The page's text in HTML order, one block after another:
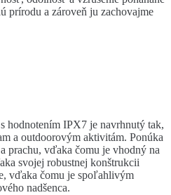
prírodu a zároveň ju zachovajme
hodnotením IPX7 je navrhnutý tak,
a outdoorovým aktivitám. Ponúka
prachu, vďaka čomu je vhodný na
svojej robustnej konštrukcii
vďaka čomu je spoľahlivým
nadšenca.